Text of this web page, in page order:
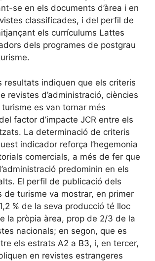
se en els documents d’àrea i en
classificades, i del perfil de
els currículums Lattes
dels programes de postgrau
resultats indiquen que els criteris
revistes d’administració, ciències
es van tornar més
factor d’impacte JCR entre els
La determinació de criteris
indicador reforça l’hegemonia
comercials, a més de fer que
predominin en els
El perfil de publicació dels
de turisme va mostrar, en primer
% de la seva producció té lloc
la pròpia àrea, prop de 2/3 de la
nacionals; en segon, que es
els estrats A2 a B3, i, en tercer,
en revistes estrangeres